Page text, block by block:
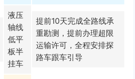
液压
轴线
低平
板半
挂车
提前10天完成全路线承
重勘测，提前办理超限
运输许可，全程安排探
路车跟车引导